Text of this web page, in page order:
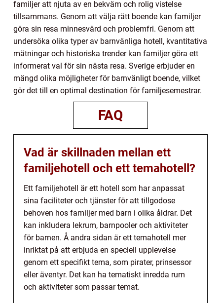
familjer att njuta av en bekväm och rolig vistelse
tillsammans. Genom att välja rätt boende kan familjer
göra sin resa minnesvärd och problemfri. Genom att
undersöka olika typer av barnvänliga hotell, kvantitativa
mätningar och historiska trender kan familjer göra ett
informerat val för sin nästa resa. Sverige erbjuder en
mängd olika möjligheter för barnvänligt boende, vilket
gör det till en optimal destination för familjesemestrar.
FAQ
Vad är skillnaden mellan ett
familjehotell och ett temahotell?
Ett familjehotell är ett hotell som har anpassat
sina faciliteter och tjänster för att tillgodose
behoven hos familjer med barn i olika åldrar. Det
kan inkludera lekrum, barnpooler och aktiviteter
för barnen. Å andra sidan är ett temahotell mer
inriktat på att erbjuda en speciell upplevelse
genom ett specifikt tema, som pirater, prinsessor
eller äventyr. Det kan ha tematiskt inredda rum
och aktiviteter som passar temat.